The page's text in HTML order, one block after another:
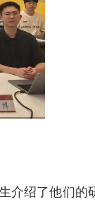
介绍了他们的